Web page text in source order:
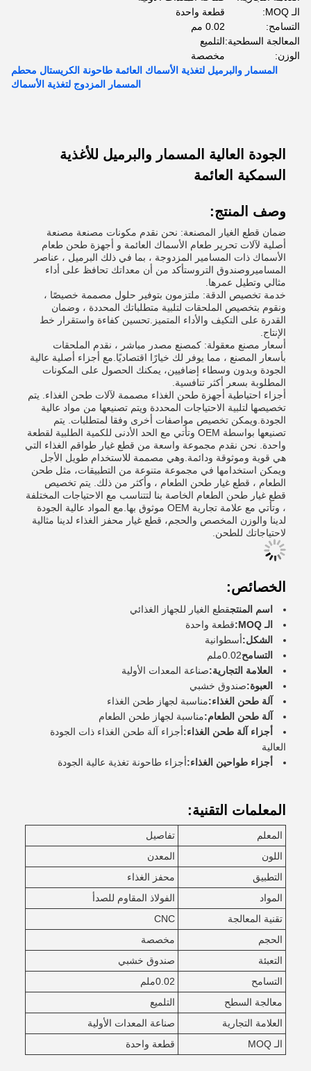
الـ MOQ:
قطعة واحدة
التسامح:
0.02 مم
المعالجة السطحية:التلميع
الوزن:
مخصصة
المسمار والبرميل لتغذية الأسماك العائمة طاحونة الكريستال محطم
المسمار المزدوج لتغذية الأسماك
الجودة العالية المسمار والبرميل للأغذية
السمكية العائمة
وصف المنتج:
ضمان قطع الغيار المصنعة: نحن نقدم مكونات مصنعة مصنعة
أصلية لآلات تحرير طعام الأسماك العائمة و أجهزة طحن طعام
الأسماك ذات المسامير المزدوجة ، بما في ذلك البرميل ، عناصر
المساميروصندوق التروستأكد من أن معداتك تحافظ على أداء
مثالي وتطيل عمرها.
خدمة تخصيص الدقة: ملتزمون بتوفير حلول مصممة خصيصًا ،
ونقوم بتخصيص الملحقات لتلبية متطلباتك المحددة ، وضمان
القدرة على التكيف والأداء المتميز.تحسين كفاءة واستقرار خط
الإنتاج.
أسعار مصنع معقولة: كمصنع مصدر مباشر ، نقدم الملحقات
بأسعار المصنع ، مما يوفر لك خيارًا اقتصاديًا.مع أجزاء أصلية عالية
الجودة وبدون وسطاء إضافيين، يمكنك الحصول على المكونات
المطلوبة بسعر أكثر تنافسية.
أجزاء احتياطية أجهزة طحن الغذاء مصممة لآلات طحن الغذاء. يتم
تخصيصها لتلبية الاحتياجات المحددة ويتم تصنيعها من مواد عالية
الجودة.ويمكن تخصيص مواصفات أخرى وفقا لمتطلبات. يتم
تصنيعها بواسطة OEM وتأتي مع الحد الأدنى للكمية الطلبية لقطعة
واحدة. نحن نقدم مجموعة واسعة من قطع غيار طواقم الغذاء التي
هي قوية وموثوقة ودائمة.وهي مصممة للاستخدام طويل الأجل
ويمكن استخدامها في مجموعة متنوعة من التطبيقات، مثل طحن
الطعام ، قطع غيار طحن الطعام ، وأكثر من ذلك. يتم تخصيص
قطع غيار طحن الطعام الخاصة بنا لتتناسب مع الاحتياجات المختلفة
، وتأتي مع علامة تجارية OEM موثوق بها.مع المواد عالية الجودة
لدينا والوزن المخصص والحجم، قطع غيار محفز الغذاء لدينا مثالية
لاحتياجاتك للطحن.
الخصائص:
اسم المنتجقطع الغيار للجهاز الغذائي
الـ MOQ:
قطعة واحدة
الشكل:أسطوانية
التسامح0.02ملم
العلامة التجارية:صناعة المعدات الأولية
العبوة:صندوق خشبي
آلة طحن الغذاء:مناسبة لجهاز طحن الغذاء
آلة طحن الطعام:مناسبة لجهاز طحن الطعام
أجزاء آلة طحن الغذاء:أجزاء آلة طحن الغذاء ذات الجودة
العالية
أجزاء طواحين الغذاء:أجزاء طاحونة تغذية عالية الجودة
المعلمات التقنية:
المعلم
تفاصيل
اللون
المعدن
التطبيق
محفز الغذاء
المواد
الفولاذ المقاوم للصدأ
تقنية المعالجة
CNC
الحجم
مخصصة
التعبئة
صندوق خشبي
التسامح
0.02ملم
معالجة السطح
التلميع
العلامة التجارية
صناعة المعدات الأولية
الـ MOQ
قطعة واحدة